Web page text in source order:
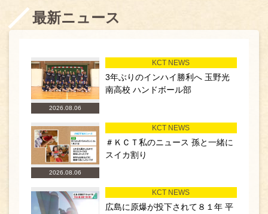
最新ニュース
2026.08.06
KCT NEWS
3年ぶりのインハイ勝利へ 玉野光
南高校 ハンドボール部
2026.08.06
KCT NEWS
＃ＫＣＴ私のニュース 孫と一緒に
スイカ割り
KCT NEWS
広島に原爆が投下されて８１年 平